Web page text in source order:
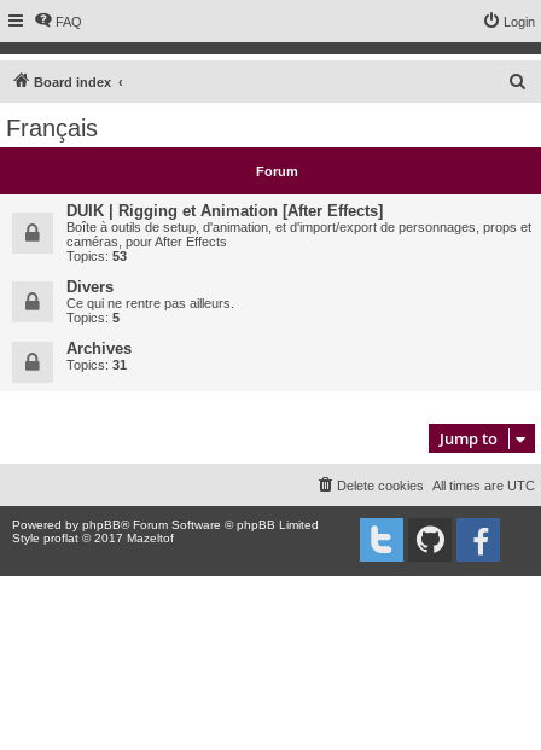
FAQ Login
Board index
c
h
Français
Forum
DUIK | Rigging et Animation [After Effects]
Boîte à outils de setup, d'animation, et d'import/export de personnages, props et
caméras, pour After Effects
Topics: 53
Divers
Ce qui ne rentre pas ailleurs.
Topics: 5
Archives
Topics: 31
Jump to
All times are UTC
Delete cookies
Powered by phpBB® Forum Software © phpBB Limited
Style proflat © 2017 Mazeltof